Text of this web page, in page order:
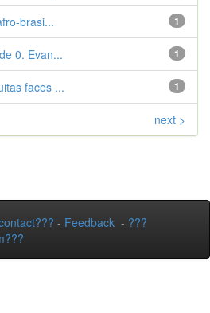
1
brasi...
1
0. Evan...
1
faces ...
next >
- Feedback - ???